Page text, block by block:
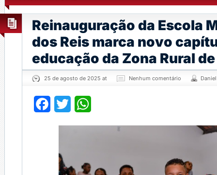
Reinauguração da Escola
dos Reis marca novo
educação da Zona Rural
25 de agosto de 2025 at Nenhum comentário
Facebook
Twitter